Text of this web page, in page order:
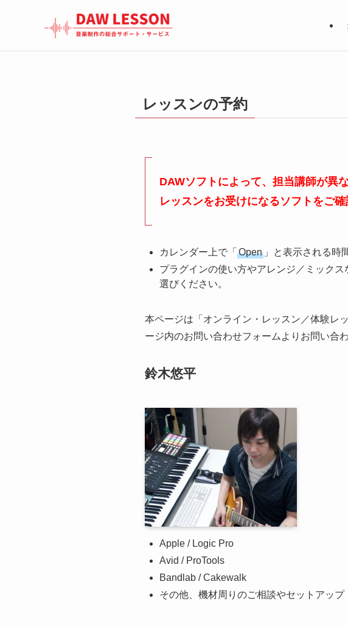
レッスンの予約
DAWソフトによって、担当講師が異な
レッスンをお受けになるソフトをご
カレンダー上で「 Open 」と表示される時
プラグインの使い方やアレンジ／ミック
選びください。
本ページは「オンライン・レッスン／体験レ
ージ内のお問い合わせフォームよりお問い合
鈴木悠平
Apple / Logic Pro
Avid / ProTools
Bandlab / Cakewalk
その他、機材周りのご相談やセットアップ